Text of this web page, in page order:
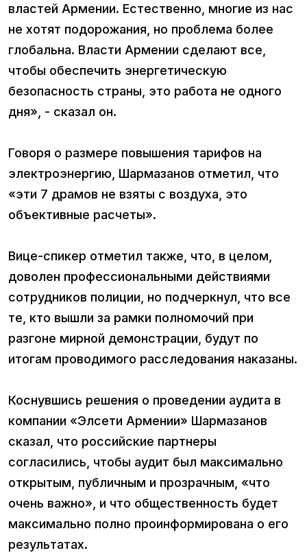
властей Армении. Естественно, многие из нас
не хотят подорожания, но проблема более
глобальна. Власти Армении сделают все,
чтобы обеспечить энергетическую
безопасность страны, это работа не одного
дня», - сказал он.
Говоря о размере повышения тарифов на
электроэнергию, Шармазанов отметил, что
«эти 7 драмов не взяты с воздуха, это
объективные расчеты».
Вице-спикер отметил также, что, в целом,
доволен профессиональными действиями
сотрудников полиции, но подчеркнул, что все
те, кто вышли за рамки полномочий при
разгоне мирной демонстрации, будут по
итогам проводимого расследования наказаны.
Коснувшись решения о проведении аудита в
компании «Элсети Армении» Шармазанов
сказал, что российские партнеры
согласились, чтобы аудит был максимально
открытым, публичным и прозрачным, «что
очень важно», и что общественность будет
максимально полно проинформирована о его
результатах.